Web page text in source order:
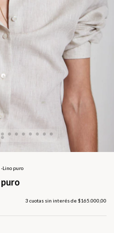
Lino puro
3 cuotas sin interés de $165.000,00